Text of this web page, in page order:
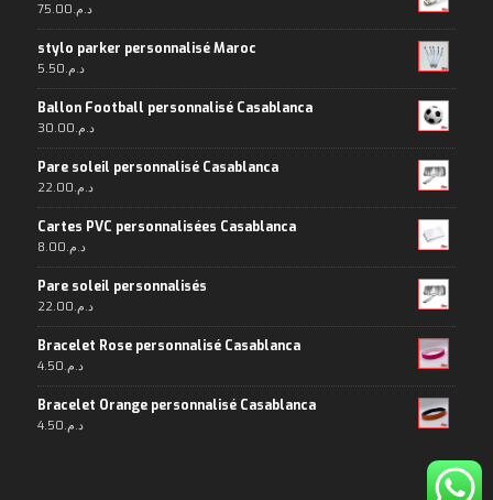
د.م.75.00
stylo parker personnalisé Maroc
د.م.5.50
Ballon Football personnalisé Casablanca
د.م.30.00
Pare soleil personnalisé Casablanca
د.م.22.00
Cartes PVC personnalisées Casablanca
د.م.8.00
Pare soleil personnalisés
د.م.22.00
Bracelet Rose personnalisé Casablanca
د.م.4.50
Bracelet Orange personnalisé Casablanca
د.م.4.50